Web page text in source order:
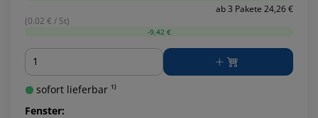
ab 3 Pakete 24,26 €
(0.02 € / St)
-9,42 €
Menge
sofort lieferbar ¹⁾
Fenster: